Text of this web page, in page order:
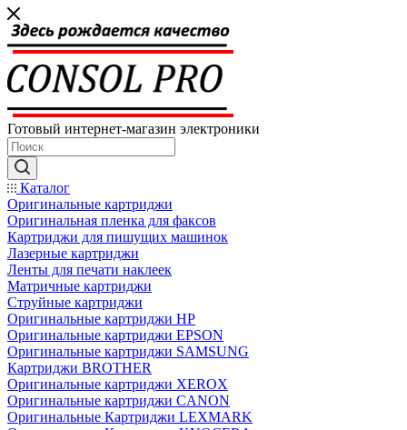
Готовый интернет-магазин электроники
Каталог
Оригинальные картриджи
Оригинальная пленка для факсов
Картриджи для пишущих машинок
Лазерные картриджи
Ленты для печати наклеек
Матричные картриджи
Струйные картриджи
Оригинальные картриджи HP
Оригинальные картриджи EPSON
Оригинальные картриджи SAMSUNG
Картриджи BROTHER
Оригинальные картриджи XEROX
Оригинальные картриджи CANON
Оригинальные Картриджи LEXMARK